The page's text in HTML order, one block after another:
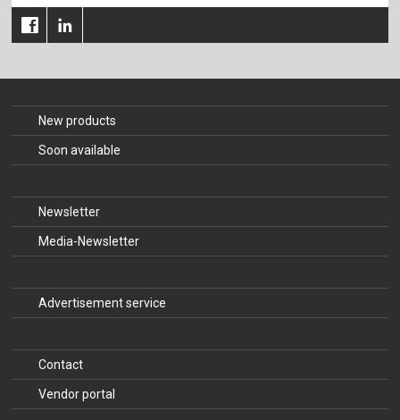
New products
Soon available
Newsletter
Media-Newsletter
Advertisement service
Contact
Vendor portal